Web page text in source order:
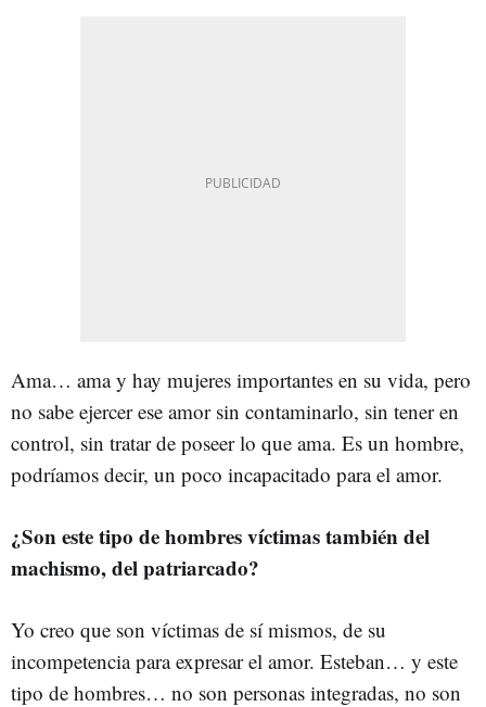
Ama… ama y hay mujeres importantes en su vida, pero
no sabe ejercer ese amor sin contaminarlo, sin tener en
control, sin tratar de poseer lo que ama. Es un hombre,
podríamos decir, un poco incapacitado para el amor.
¿Son este tipo de hombres víctimas también del
machismo, del patriarcado?
Yo creo que son víctimas de sí mismos, de su
incompetencia para expresar el amor. Esteban… y este
tipo de hombres… no son personas integradas, no son